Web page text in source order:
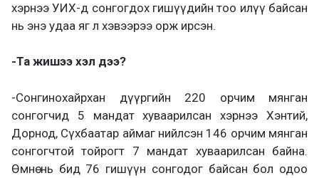
хэрнээ УИХ-д сонгогдох гишүүдийн тоо илүү байсан
нь энэ удаа яг л хэвээрээ орж ирсэн.
-Та жишээ хэл дээ?
-Сонгинохайрхан дүүргийн 220 орчим мянган
сонгогчид 5 мандат хуваарилсан хэрнээ Хэнтий,
Дорнод, Сүхбаатар аймаг нийлсэн 146 орчим мянган
сонгогчтой тойрогт 7 мандат хуваарилсан байна.
Өмнө нь бид 76 гишүүн сонгодог байсан бол одоо